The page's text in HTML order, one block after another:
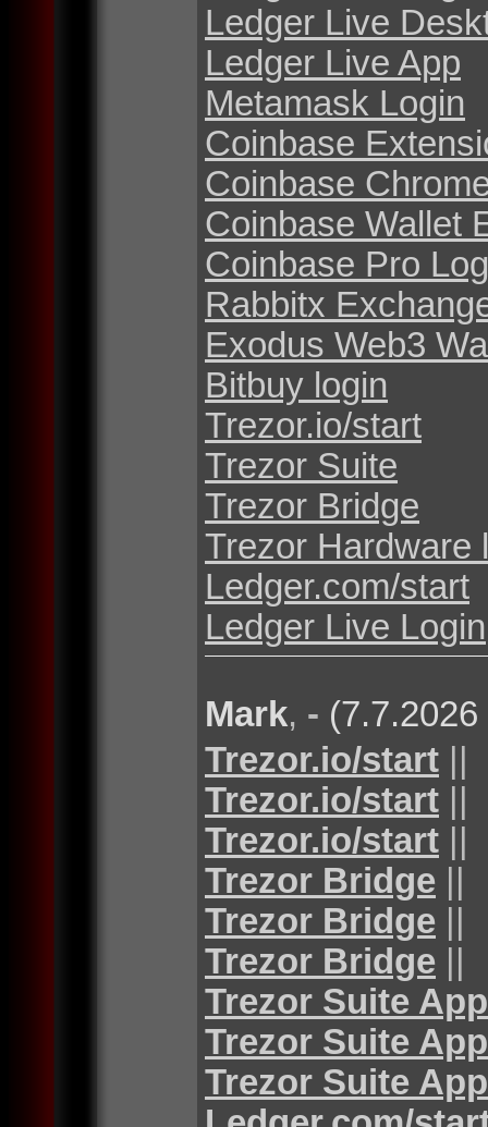
Ledger Live
Ledger Live App
Metamask Login
Coinbase
Coinbase
Coinbase Wallet
Coinbase Pro
Rabbitx
Exodus Web3
Bitbuy login
Trezor.io/start
Trezor Suite
Trezor Bridge
Trezor Hardware
Ledger.com/start
Ledger Live Login
Mark, -
Trezor.io/start ||
Trezor.io/start ||
Trezor.io/start ||
Trezor Bridge ||
Trezor Bridge ||
Trezor Bridge ||
Trezor Suite App
Trezor Suite App
Trezor Suite App